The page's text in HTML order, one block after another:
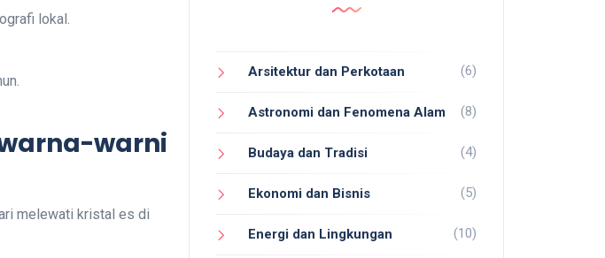
lokal.
warni
melewati kristal es di
Arsitektur dan Perkotaan (6)
Astronomi dan Fenomena Alam (8)
Budaya dan Tradisi (4)
Ekonomi dan Bisnis (5)
Energi dan Lingkungan (10)